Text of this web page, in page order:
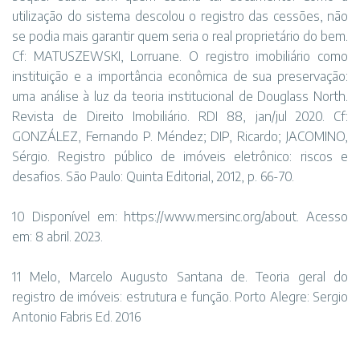
utilização do sistema descolou o registro das cessões, não
se podia mais garantir quem seria o real proprietário do bem.
Cf: MATUSZEWSKI, Lorruane. O registro imobiliário como
instituição e a importância econômica de sua preservação:
uma análise à luz da teoria institucional de Douglass North.
Revista de Direito Imobiliário. RDI 88, jan/jul 2020. Cf:
GONZÁLEZ, Fernando P. Méndez; DIP, Ricardo; JACOMINO,
Sérgio. Registro público de imóveis eletrônico: riscos e
desafios. São Paulo: Quinta Editorial, 2012, p. 66-70.
10 Disponível em: https://www.mersinc.org/about. Acesso
em: 8 abril. 2023.
11 Melo, Marcelo Augusto Santana de. Teoria geral do
registro de imóveis: estrutura e função. Porto Alegre: Sergio
Antonio Fabris Ed. 2016